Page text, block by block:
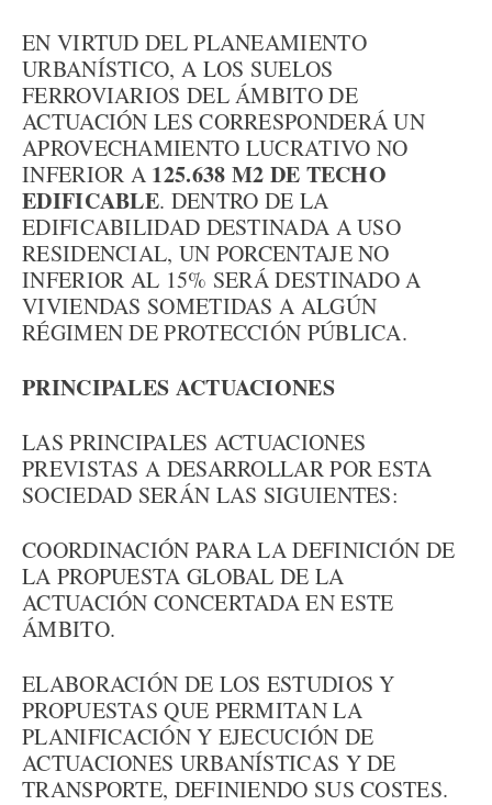
EN VIRTUD DEL PLANEAMIENTO
URBANÍSTICO, A LOS SUELOS
FERROVIARIOS DEL ÁMBITO DE
ACTUACIÓN LES CORRESPONDERÁ UN
APROVECHAMIENTO LUCRATIVO NO
INFERIOR A 125.638 M2 DE TECHO
EDIFICABLE. DENTRO DE LA
EDIFICABILIDAD DESTINADA A USO
RESIDENCIAL, UN PORCENTAJE NO
INFERIOR AL 15% SERÁ DESTINADO A
VIVIENDAS SOMETIDAS A ALGÚN
RÉGIMEN DE PROTECCIÓN PÚBLICA.
PRINCIPALES ACTUACIONES
LAS PRINCIPALES ACTUACIONES
PREVISTAS A DESARROLLAR POR ESTA
SOCIEDAD SERÁN LAS SIGUIENTES:
COORDINACIÓN PARA LA DEFINICIÓN DE
LA PROPUESTA GLOBAL DE LA
ACTUACIÓN CONCERTADA EN ESTE
ÁMBITO.
ELABORACIÓN DE LOS ESTUDIOS Y
PROPUESTAS QUE PERMITAN LA
PLANIFICACIÓN Y EJECUCIÓN DE
ACTUACIONES URBANÍSTICAS Y DE
TRANSPORTE, DEFINIENDO SUS COSTES.